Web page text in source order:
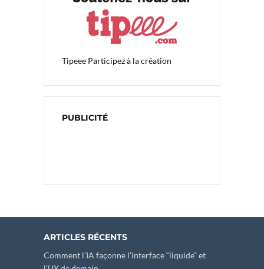
Tipeee Participez à la création
PUBLICITÉ
ARTICLES RÉCENTS
Comment l’IA façonne l’interface “liquide” et